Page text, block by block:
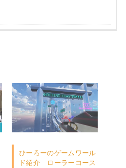
ひーろーのゲームワール
ド紹介 ローラーコース